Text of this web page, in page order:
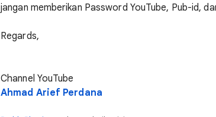
jangan memberikan Password YouTube, Pub-id,
Regards,
Channel YouTube
Ahmad Arief Perdana